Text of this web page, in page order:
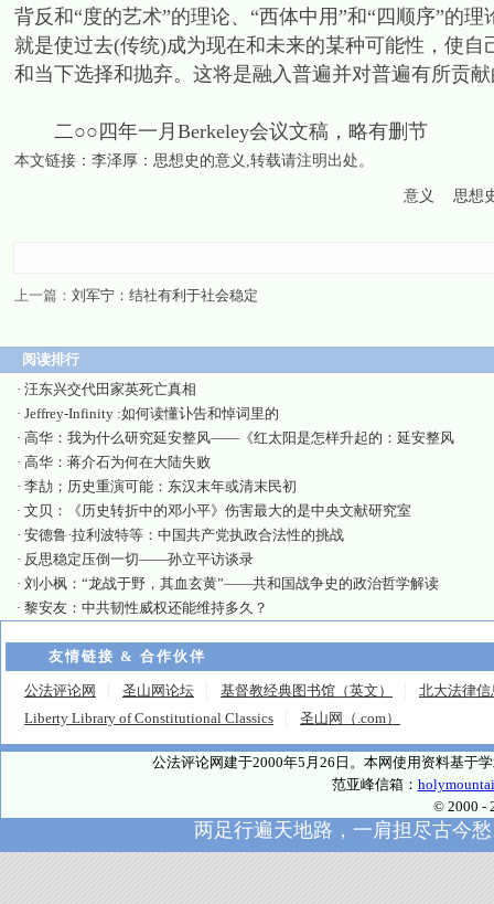
背反和“度的艺术”的理论、“西体中用”和“四顺序”的
就是使过去(传统)成为现在和未来的某种可能性，使
和当下选择和抛弃。这将是融入普遍并对普遍有所贡
二○○四年一月Berkeley会议文稿，略有删节
本文链接： 李泽厚：思想史的意义 ,转载请注明出处。
意义 思想
上一篇： 刘军宁：结社有利于社会稳定
阅读排行
· 汪东兴交代田家英死亡真相
· Jeffrey-Infinity :如何读懂讣告和悼词里的
· 高华：我为什么研究延安整风——《红太阳是怎样升起的：延安整风
· 高华：蒋介石为何在大陆失败
· 李劼；历史重演可能：东汉末年或清末民初
· 文贝：《历史转折中的邓小平》伤害最大的是中央文献研究室
· 安德鲁·拉利波特等：中国共产党执政合法性的挑战
· 反思稳定压倒一切——孙立平访谈录
· 刘小枫：“龙战于野，其血玄黄”——共和国战争史的政治哲学解读
· 黎安友：中共韧性威权还能维持多久？
友情链接 & 合作伙伴
公法评论网 圣山网论坛 基督教经典图书馆（英文）
北大法律信
Liberty Library of Constitutional Classics
圣山网（.com）
公法评论网建于2000年5月26日。本网使用资料基于
范亚峰信箱：
© 2000 -
两足行遍天地路，一肩担尽古今